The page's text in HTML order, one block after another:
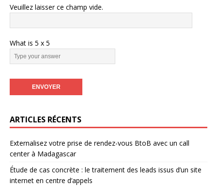
Veuillez laisser ce champ vide.
What is 5 x 5
ARTICLES RÉCENTS
Externalisez votre prise de rendez-vous BtoB avec un call
center à Madagascar
Étude de cas concrète : le traitement des leads issus d’un site
internet en centre d’appels